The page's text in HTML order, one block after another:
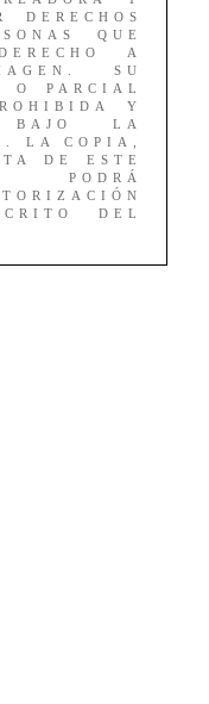
DERECHOS
QUE
A
SU
O PARCIAL
Y
BAJO LA
LA COPIA,
DE ESTE
PODRÁ
DEL